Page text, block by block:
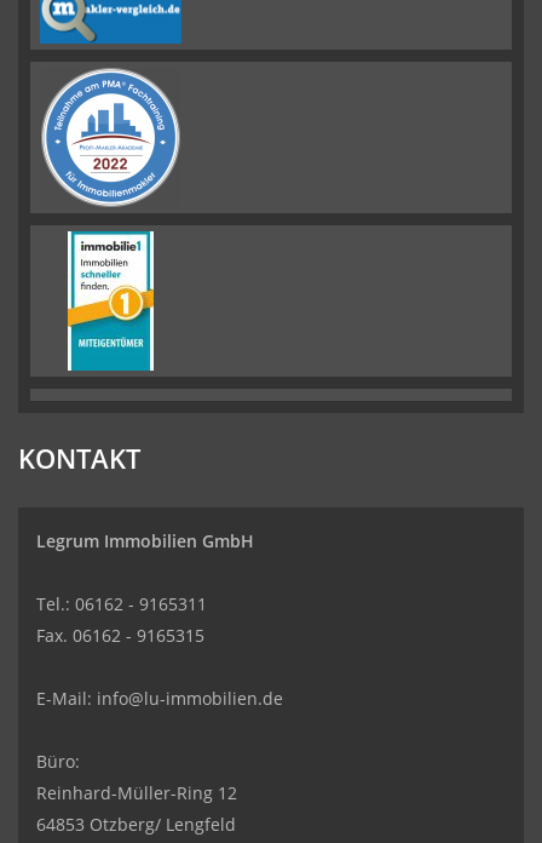
KONTAKT
Legrum Immobilien GmbH
Tel.: 06162 - 9165311
Fax. 06162 - 9165315
E-Mail: info@lu-immobilien.de
Büro:
Reinhard-Müller-Ring 12
64853 Otzberg/ Lengfeld